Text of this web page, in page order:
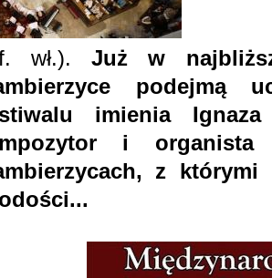
wł.).Już w
podejmą
imienia Ignaza
i
z